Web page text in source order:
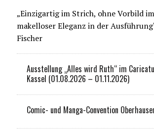
„Einzigartig im Strich, ohne Vorbild
makelloser Eleganz in der
Fischer
Ausstellung „Alles wird Ruth“ im
Kassel (01.08.2026 – 01.11.2026)
Comic- und Manga-Convention